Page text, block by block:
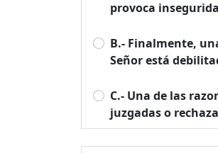
provoca
B.- Finalmente,
Señor está
C.- Una de las
juzgadas o